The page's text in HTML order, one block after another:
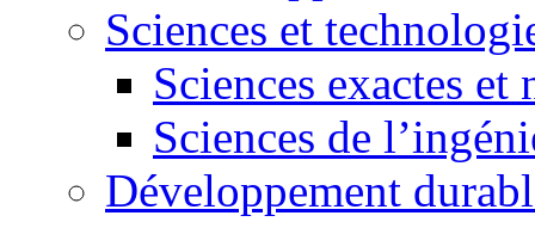
Sciences et
Sciences exactes et
Sciences de
Développement